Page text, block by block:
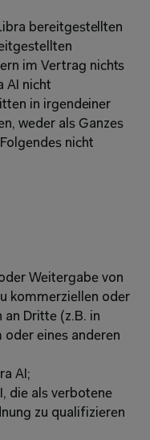
bereitgestellten
im Vertrag nichts
AI nicht
in irgendeiner
weder als Ganzes
nicht
Weitergabe von
kommerziellen oder
an Dritte (z.B. in
eines anderen
AI;
die als verbotene
zu qualifizieren